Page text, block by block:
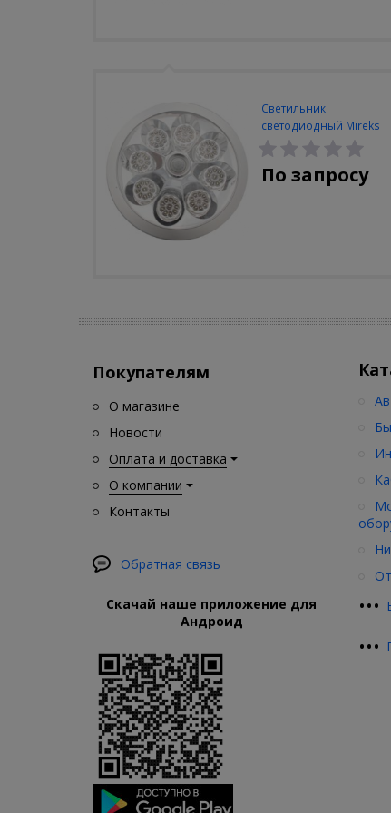
Светильник
светодиодный Mireks
С-310-80-S (5W/4000-
5000K/500lm/датчик
движения)
По запросу
Покупателям
О магазине
Новости
Оплата и доставка
О компании
Контакты
Обратная связь
Скачай наше приложение для
Андроид
•••
•••